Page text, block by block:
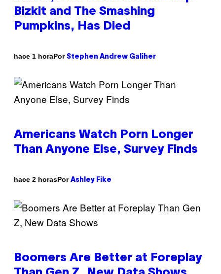
Bizkit and The Smashing
Pumpkins, Has Died
hace 1 horaPor Stephen Andrew Galiher
Americans Watch Porn Longer
Than Anyone Else, Survey Finds
hace 2 horasPor Ashley Fike
Boomers Are Better at Foreplay